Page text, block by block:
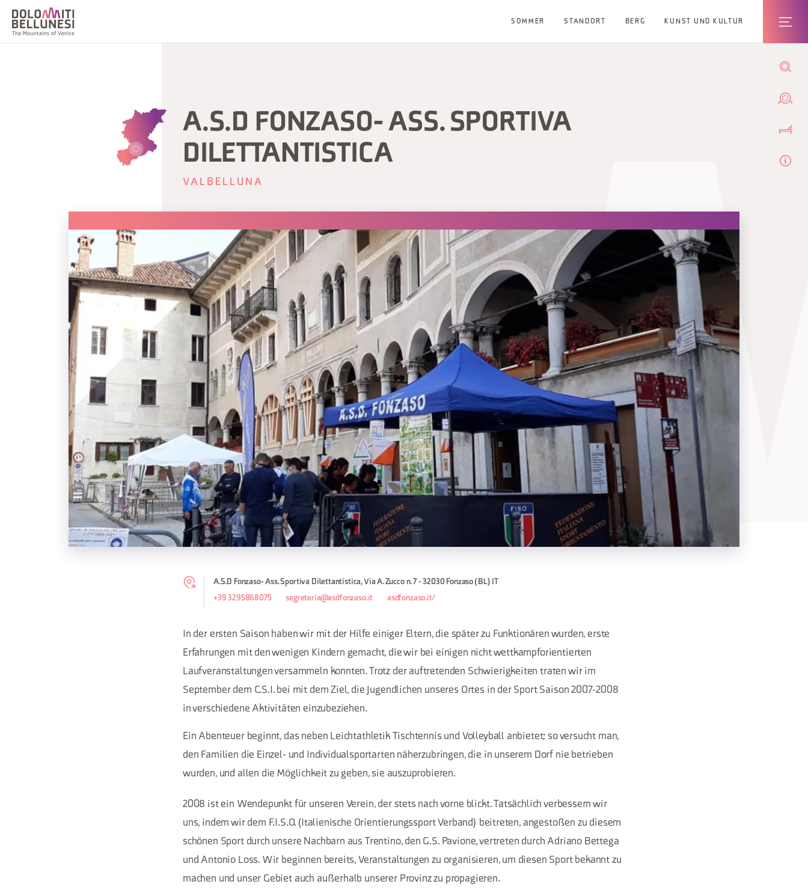
SOMMER STANDORT BERG KUNST UND KULTUR
A.S.D FONZASO- ASS. SPORTIVA
DILETTANTISTICA
VALBELLUNA
A.S.D Fonzaso- Ass. Sportiva Dilettantistica, Via A. Zucco n. 7 - 32030 Fonzaso (BL) IT
+39 3295868075 segreteria@asdfonzaso.it asdfonzaso.it/
In der ersten Saison haben wir mit der Hilfe einiger Eltern, die später zu Funktionären wurden, erste
Erfahrungen mit den wenigen Kindern gemacht, die wir bei einigen nicht wettkampforientierten
Laufveranstaltungen versammeln konnten. Trotz der auftretenden Schwierigkeiten traten wir im
September dem C.S.I. bei mit dem Ziel, die Jugendlichen unseres Ortes in der Sport Saison 2007-2008
in verschiedene Aktivitäten einzubeziehen.
Ein Abenteuer beginnt, das neben Leichtathletik Tischtennis und Volleyball anbietet; so versucht man,
den Familien die Einzel- und Individualsportarten näherzubringen, die in unserem Dorf nie betrieben
wurden, und allen die Möglichkeit zu geben, sie auszuprobieren.
2008 ist ein Wendepunkt für unseren Verein, der stets nach vorne blickt. Tatsächlich verbessern wir
uns, indem wir dem F.I.S.O. (Italienische Orientierungssport Verband) beitreten, angestoßen zu diesem
schönen Sport durch unsere Nachbarn aus Trentino, den G.S. Pavione, vertreten durch Adriano Bettega
und Antonio Loss. Wir beginnen bereits, Veranstaltungen zu organisieren, um diesen Sport bekannt zu
machen und unser Gebiet auch außerhalb unserer Provinz zu propagieren.